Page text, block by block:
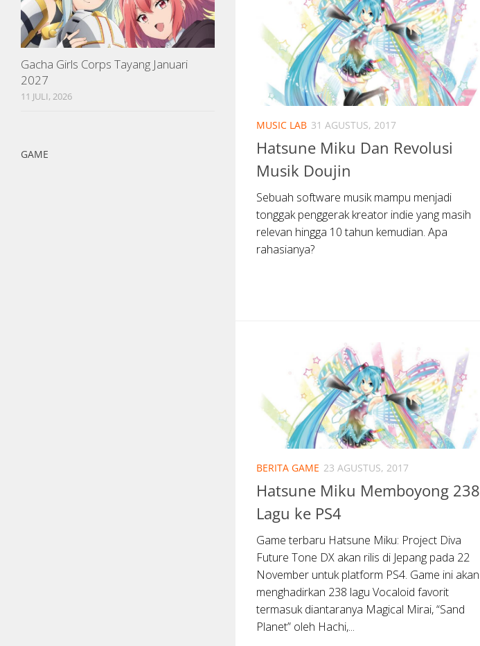
MUSIC LAB 31 AGUSTUS, 2017
Hatsune Miku Dan Revolusi
Musik Doujin
Sebuah software musik mampu menjadi
tonggak penggerak kreator indie yang masih
relevan hingga 10 tahun kemudian. Apa
rahasianya?
BERITA GAME 23 AGUSTUS, 2017
Hatsune Miku Memboyong 238
Lagu ke PS4
Game terbaru Hatsune Miku: Project Diva
Future Tone DX akan rilis di Jepang pada 22
November untuk platform PS4. Game ini akan
menghadirkan 238 lagu Vocaloid favorit
termasuk diantaranya Magical Mirai, “Sand
Planet” oleh Hachi,...
Gacha Girls Corps Tayang Januari
2027
11 JULI, 2026
GAME